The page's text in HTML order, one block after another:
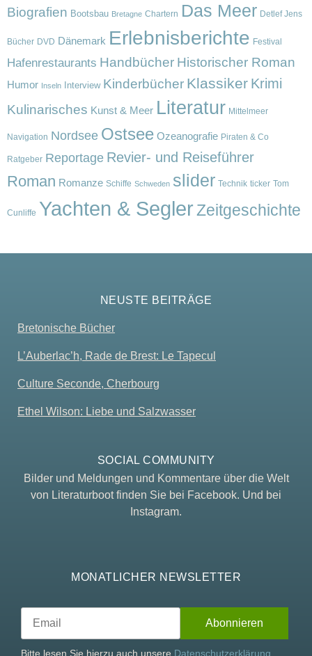
Biografien Bootsbau Bretagne Chartern Das Meer Detlef Jens
Bücher DVD Dänemark Erlebnisberichte Festival
Hafenrestaurants Handbücher Historischer Roman
Humor Inseln Interview Kinderbücher Klassiker Krimi
Kulinarisches Kunst & Meer Literatur Mittelmeer
Navigation Nordsee Ostsee Ozeanografie Piraten & Co
Ratgeber Reportage Revier- und Reiseführer
Roman Romanze Schiffe Schweden slider Technik ticker Tom
Cunliffe Yachten & SeglerZeitgeschichte
NEUSTE BEITRÄGE
Bretonische Bücher
L’Auberlac’h, Rade de Brest: Le Tapecul
Culture Seconde, Cherbourg
Ethel Wilson: Liebe und Salzwasser
SOCIAL COMMUNITY
Bilder und Meldungen und Kommentare über die Welt
von Literaturboot finden Sie bei Facebook. Und bei
Instagram.
MONATLICHER NEWSLETTER
Bitte lesen Sie hierzu auch unsere Datenschutzerklärung